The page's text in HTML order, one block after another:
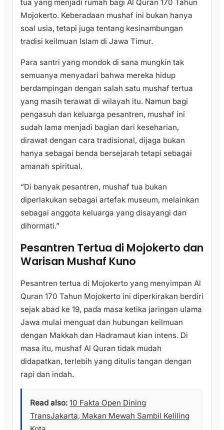
tua yang menjadi rumah bagi Al Quran 170 Tahun
Mojokerto. Keberadaan mushaf ini bukan hanya
soal usia, tetapi juga tentang kesinambungan
tradisi keilmuan Islam di Jawa Timur.
Para santri yang mondok di sana mungkin tak
semuanya menyadari bahwa mereka hidup
berdampingan dengan salah satu mushaf tertua
yang masih terawat di wilayah itu. Namun bagi
pengasuh dan keluarga pesantren, mushaf ini
sudah lama menjadi bagian dari keseharian,
dirawat dengan cara tradisional, dijaga bukan
hanya sebagai benda bersejarah tetapi sebagai
amanah spiritual.
“Di banyak pesantren, mushaf tua bukan
diperlakukan sebagai artefak museum, melainkan
sebagai anggota keluarga yang disayangi dan
dihormati.”
Pesantren Tertua di Mojokerto dan
Warisan Mushaf Kuno
Pesantren tertua di Mojokerto yang menyimpan Al
Quran 170 Tahun Mojokerto ini diperkirakan berdiri
sejak abad ke 19, pada masa ketika jaringan ulama
Jawa mulai menguat dan hubungan keilmuan
dengan Makkah dan Hadramaut kian intens. Di
masa itu, mushaf Al Quran tidak mudah
didapatkan, terlebih yang ditulis tangan dengan
rapi dan indah.
Read also: 10 Fakta Open Dining
TransJakarta, Makan Mewah Sambil Keliling